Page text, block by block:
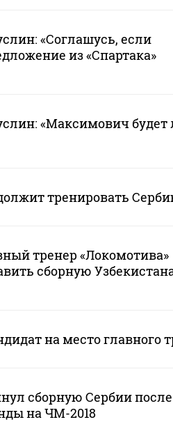
«Соглашусь, если
из «Спартака»
«Максимович
тренировать
тренер «Локомотива»
сборную
на место главного
сборную Сербии после
на ЧМ-2018